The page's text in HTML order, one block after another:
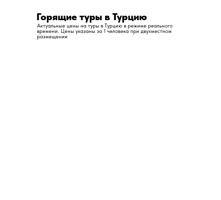
Горящие туры в Турцию
Актуальные цены на туры в Турцию в режиме реального
времени. Цены указаны за 1 человека при двухместном
размещении